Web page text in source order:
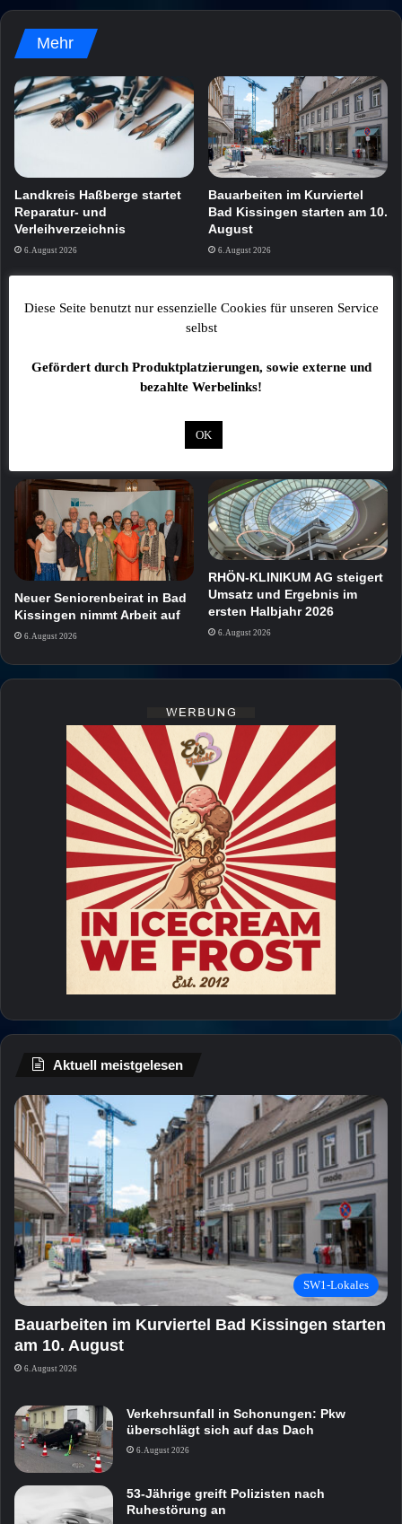
Mehr
Landkreis Haßberge startet
Reparatur- und
Verleihverzeichnis
6. August 2026
Bauarbeiten im Kurviertel
Bad Kissingen starten am 10.
August
6. August 2026
Katze in Transportbox am
BR zeichnet „Brettl-Spitzen“
Kabarettsommer auf
6. August 2026
Neuer Seniorenbeirat in Bad
Kissingen nimmt Arbeit auf
6. August 2026
RHÖN-KLINIKUM AG steigert
Umsatz und Ergebnis im
ersten Halbjahr 2026
6. August 2026
Aktuell meistgelesen
SW1-Lokales
Bauarbeiten im Kurviertel Bad Kissingen starten
am 10. August
6. August 2026
Verkehrsunfall in Schonungen: Pkw
überschlägt sich auf das Dach
6. August 2026
53-Jährige greift Polizisten nach
Ruhestörung an
Diese Seite benutzt nur essenzielle Cookies für unseren Service
selbst
Gefördert durch Produktplatzierungen, sowie externe und
bezahlte Werbelinks!
OK